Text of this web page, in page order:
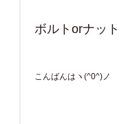
ボルトorナット
こんばんはヽ(^0^)ノ